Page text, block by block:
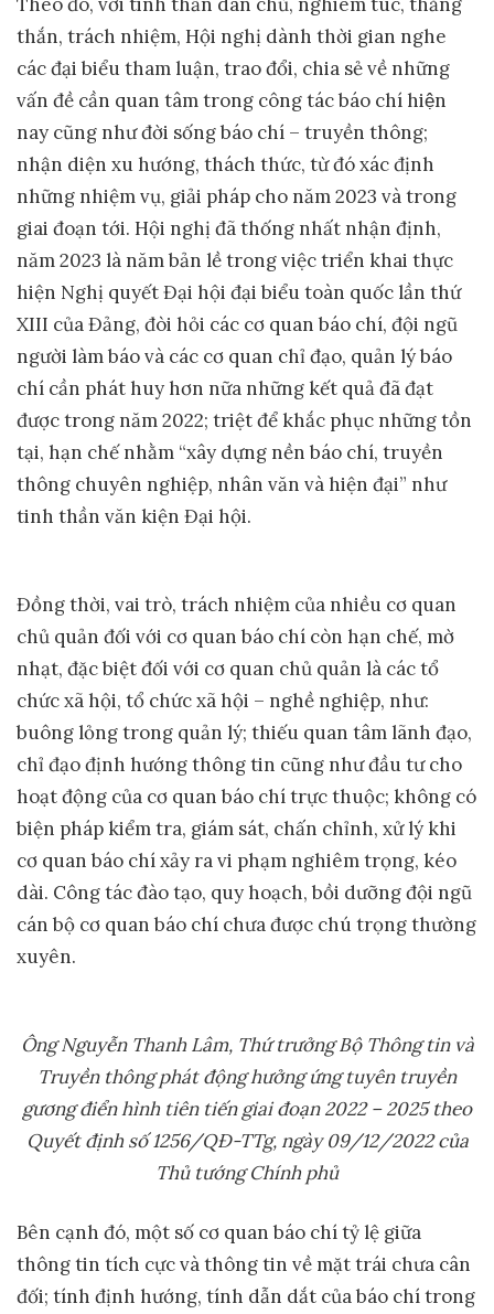
thắn, trách nhiệm, Hội nghị dành thời gian nghe
các đại biểu tham luận, trao đổi, chia sẻ về những
vấn đề cần quan tâm trong công tác báo chí hiện
nay cũng như đời sống báo chí – truyền thông;
nhận diện xu hướng, thách thức, từ đó xác định
những nhiệm vụ, giải pháp cho năm 2023 và trong
giai đoạn tới. Hội nghị đã thống nhất nhận định,
năm 2023 là năm bản lề trong việc triển khai thực
hiện Nghị quyết Đại hội đại biểu toàn quốc lần thứ
XIII của Đảng, đòi hỏi các cơ quan báo chí, đội ngũ
người làm báo và các cơ quan chỉ đạo, quản lý báo
chí cần phát huy hơn nữa những kết quả đã đạt
được trong năm 2022; triệt để khắc phục những tồn
tại, hạn chế nhằm “xây dựng nền báo chí, truyền
thông chuyên nghiệp, nhân văn và hiện đại” như
tinh thần văn kiện Đại hội.
Đồng thời, vai trò, trách nhiệm của nhiều cơ quan
chủ quản đối với cơ quan báo chí còn hạn chế, mờ
nhạt, đặc biệt đối với cơ quan chủ quản là các tổ
chức xã hội, tổ chức xã hội – nghề nghiệp, như:
buông lỏng trong quản lý; thiếu quan tâm lãnh đạo,
chỉ đạo định hướng thông tin cũng như đầu tư cho
hoạt động của cơ quan báo chí trực thuộc; không có
biện pháp kiểm tra, giám sát, chấn chỉnh, xử lý khi
cơ quan báo chí xảy ra vi phạm nghiêm trọng, kéo
dài. Công tác đào tạo, quy hoạch, bồi dưỡng đội ngũ
cán bộ cơ quan báo chí chưa được chú trọng thường
xuyên.
Ông Nguyễn Thanh Lâm, Thứ trưởng Bộ Thông tin và
Truyền thông phát động hưởng ứng tuyên truyền
gương điển hình tiên tiến giai đoạn 2022 – 2025 theo
Quyết định số 1256/QĐ-TTg, ngày 09/12/2022 của
Thủ tướng Chính phủ
Bên cạnh đó, một số cơ quan báo chí tỷ lệ giữa
thông tin tích cực và thông tin về mặt trái chưa cân
đối; tính định hướng, tính dẫn dắt của báo chí trong